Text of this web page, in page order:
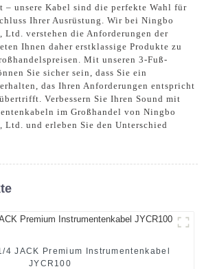
– unsere Kabel sind die perfekte Wahl für
Ihrer Ausrüstung. Wir bei Ningbo
verstehen die Anforderungen der
Ihnen daher erstklassige Produkte zu
Mit unseren 3-Fuß-
Sie sicher sein, dass Sie ein
das Ihren Anforderungen entspricht
Verbessern Sie Ihren Sound mit
im Großhandel von Ningbo
und erleben Sie den Unterschied
4 JACK Premium Instrumentenkabel
JYCR100